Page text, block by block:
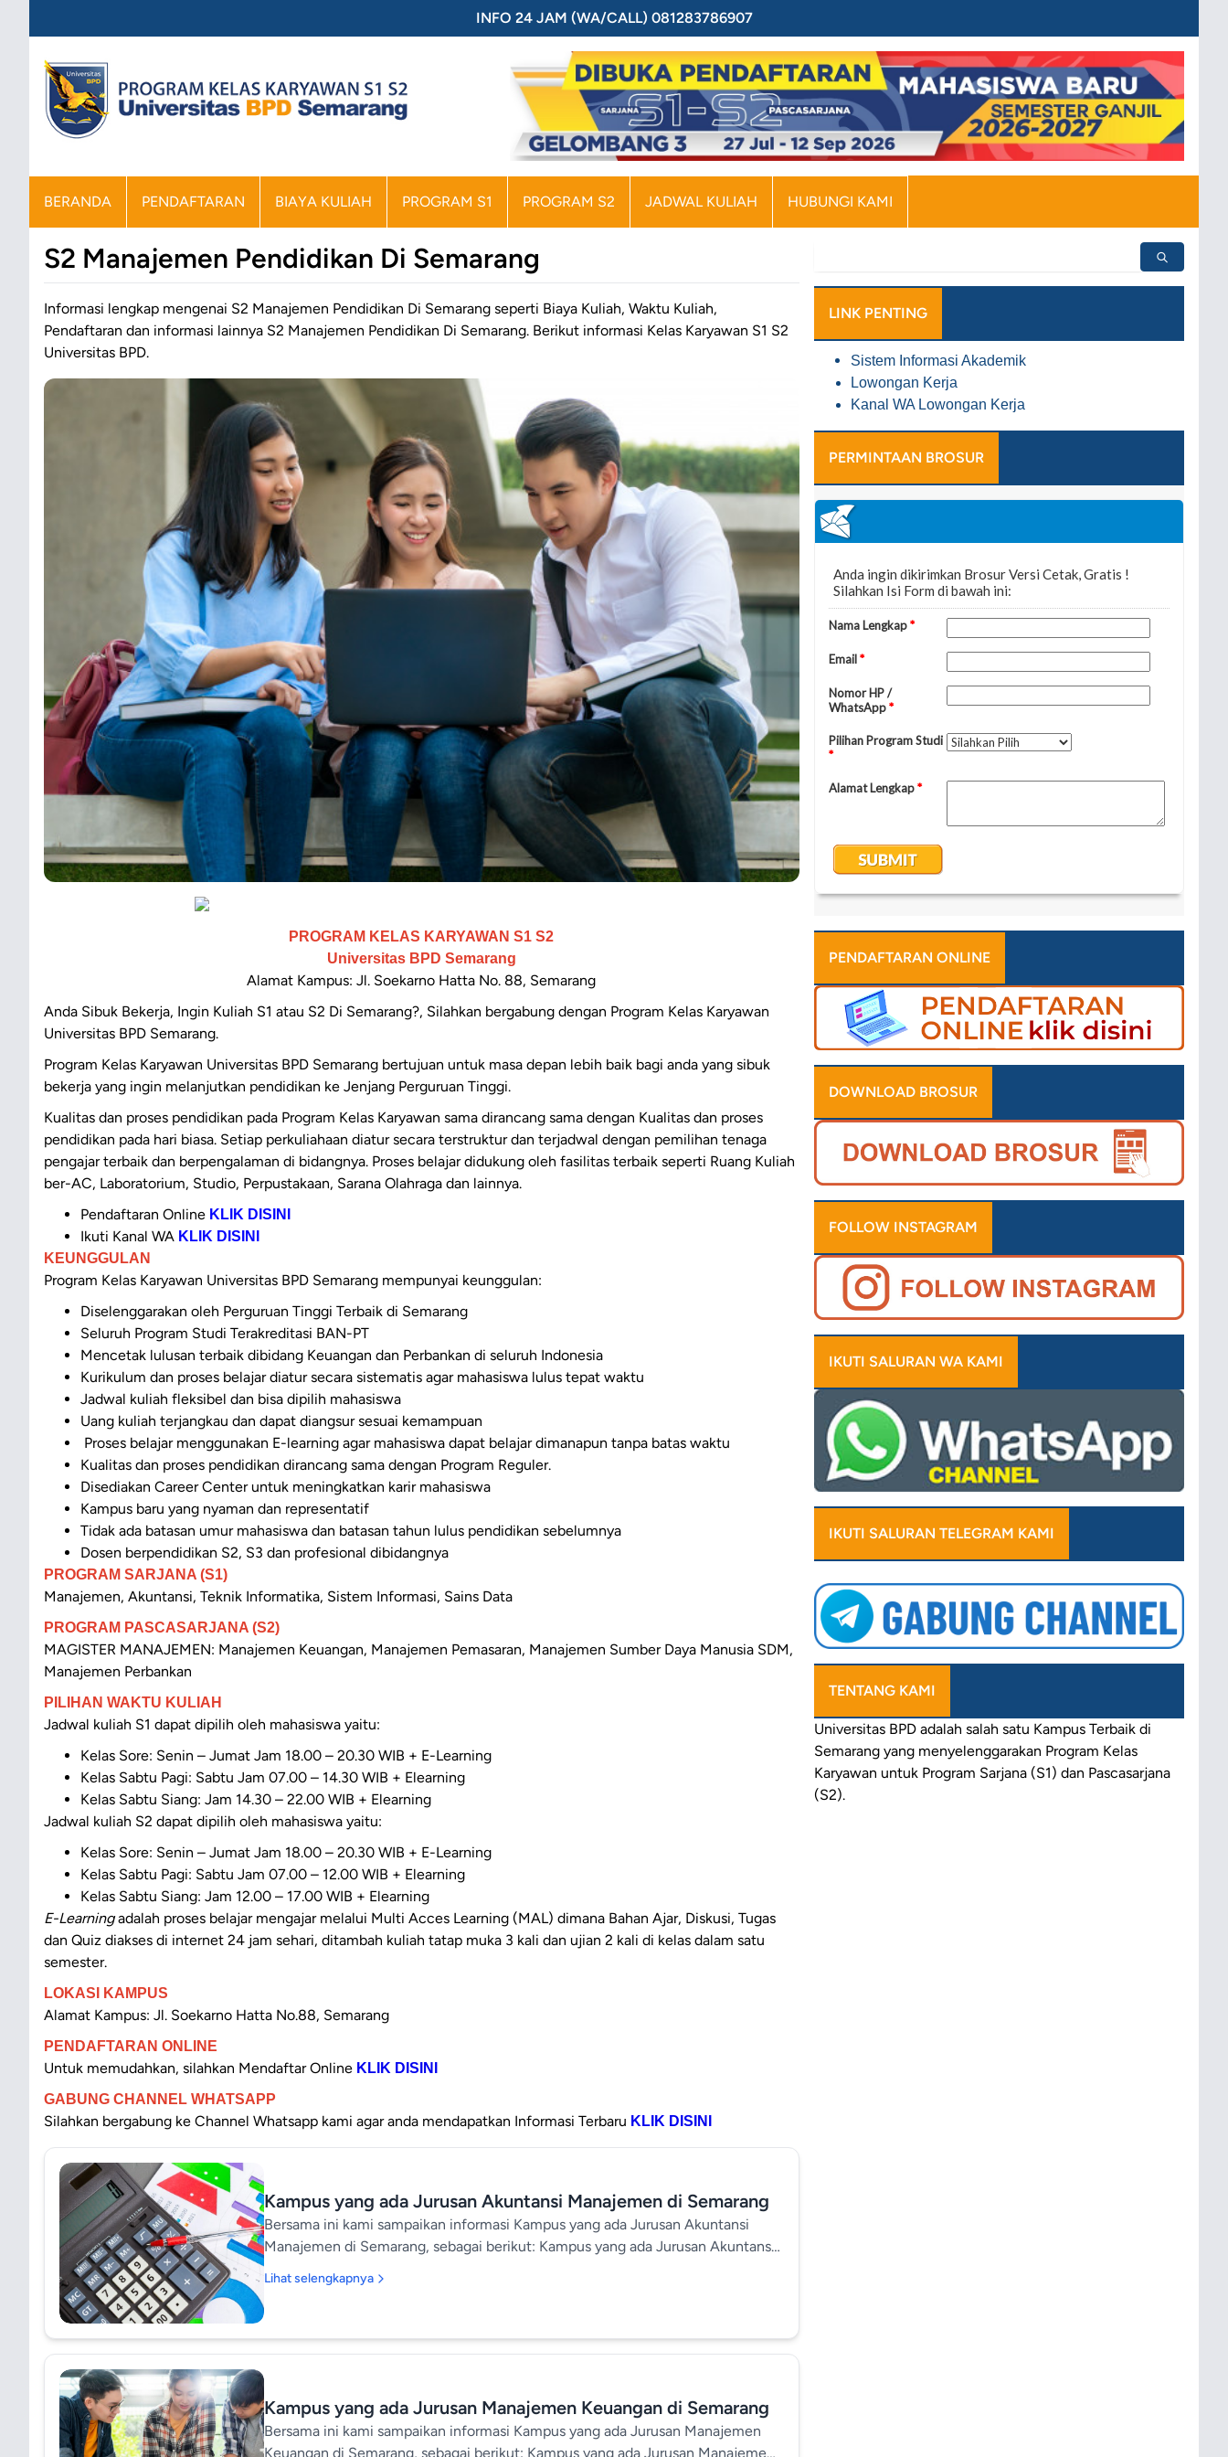
INFO 24 JAM (WA/CALL) 081283786907
BERANDA PENDAFTARAN BIAYA KULIAH PROGRAM S1 PROGRAM S2 JADWAL KULIAH HUBUNGI KAMI
S2 Manajemen Pendidikan Di Semarang
Informasi lengkap mengenai S2 Manajemen Pendidikan Di Semarang seperti Biaya Kuliah, Waktu Kuliah,
Pendaftaran dan informasi lainnya S2 Manajemen Pendidikan Di Semarang. Berikut informasi Kelas Karyawan S1 S2
Universitas BPD.
PROGRAM KELAS KARYAWAN S1 S2
Universitas BPD Semarang
Alamat Kampus: Jl. Soekarno Hatta No. 88, Semarang
Anda Sibuk Bekerja, Ingin Kuliah S1 atau S2 Di Semarang?, Silahkan bergabung dengan Program Kelas Karyawan
Universitas BPD Semarang.
Program Kelas Karyawan Universitas BPD Semarang bertujuan untuk masa depan lebih baik bagi anda yang sibuk
bekerja yang ingin melanjutkan pendidikan ke Jenjang Perguruan Tinggi.
Kualitas dan proses pendidikan pada Program Kelas Karyawan sama dirancang sama dengan Kualitas dan proses
pendidikan pada hari biasa. Setiap perkuliahaan diatur secara terstruktur dan terjadwal dengan pemilihan tenaga
pengajar terbaik dan berpengalaman di bidangnya. Proses belajar didukung oleh fasilitas terbaik seperti Ruang Kuliah
ber-AC, Laboratorium, Studio, Perpustakaan, Sarana Olahraga dan lainnya.
Pendaftaran Online KLIK DISINI
Ikuti Kanal WA KLIK DISINI
KEUNGGULAN
Program Kelas Karyawan Universitas BPD Semarang mempunyai keunggulan:
Diselenggarakan oleh Perguruan Tinggi Terbaik di Semarang
Seluruh Program Studi Terakreditasi BAN-PT
Mencetak lulusan terbaik dibidang Keuangan dan Perbankan di seluruh Indonesia
Kurikulum dan proses belajar diatur secara sistematis agar mahasiswa lulus tepat waktu
Jadwal kuliah fleksibel dan bisa dipilih mahasiswa
Uang kuliah terjangkau dan dapat diangsur sesuai kemampuan
Proses belajar menggunakan E-learning agar mahasiswa dapat belajar dimanapun tanpa batas waktu
Kualitas dan proses pendidikan dirancang sama dengan Program Reguler.
Disediakan Career Center untuk meningkatkan karir mahasiswa
Kampus baru yang nyaman dan representatif
Tidak ada batasan umur mahasiswa dan batasan tahun lulus pendidikan sebelumnya
Dosen berpendidikan S2, S3 dan profesional dibidangnya
PROGRAM SARJANA (S1)
Manajemen, Akuntansi, Teknik Informatika, Sistem Informasi, Sains Data
PROGRAM PASCASARJANA (S2)
MAGISTER MANAJEMEN: Manajemen Keuangan, Manajemen Pemasaran, Manajemen Sumber Daya Manusia SDM,
Manajemen Perbankan
PILIHAN WAKTU KULIAH
Jadwal kuliah S1 dapat dipilih oleh mahasiswa yaitu:
Kelas Sore: Senin – Jumat Jam 18.00 – 20.30 WIB + E-Learning
Kelas Sabtu Pagi: Sabtu Jam 07.00 – 14.30 WIB + Elearning
Kelas Sabtu Siang: Jam 14.30 – 22.00 WIB + Elearning
Jadwal kuliah S2 dapat dipilih oleh mahasiswa yaitu:
Kelas Sore: Senin – Jumat Jam 18.00 – 20.30 WIB + E-Learning
Kelas Sabtu Pagi: Sabtu Jam 07.00 – 12.00 WIB + Elearning
Kelas Sabtu Siang: Jam 12.00 – 17.00 WIB + Elearning
E-Learningadalah proses belajar mengajar melalui Multi Acces Learning (MAL) dimana Bahan Ajar, Diskusi, Tugas
dan Quiz diakses di internet 24 jam sehari, ditambah kuliah tatap muka 3 kali dan ujian 2 kali di kelas dalam satu
semester.
LOKASI KAMPUS
Alamat Kampus: Jl. Soekarno Hatta No.88, Semarang
PENDAFTARAN ONLINE
Untuk memudahkan, silahkan Mendaftar Online KLIK DISINI
GABUNG CHANNEL WHATSAPP
Silahkan bergabung ke Channel Whatsapp kami agar anda mendapatkan Informasi Terbaru KLIK DISINI
Kampus yang ada Jurusan Akuntansi Manajemen di Semarang
Bersama ini kami sampaikan informasi Kampus yang ada Jurusan Akuntansi
Manajemen di Semarang, sebagai berikut: Kampus yang ada Jurusan Akuntansi
di Jawa Tengah yang memiliki banyak pilihan kampus berkualitas. Buat kamu
Semarang yang menyediakan jurusan Akuntansi dengan konsentrasi Akuntansi
Manajemen. Berikut ini Universitas di Semarang yang ada Jurusan Akuntansi
menyediakan program S1 Akuntansi dengan pilihan konsentrasi, salah satunya
Akuntansi Manajemen. Selain itu, tersedia juga program kelas karyawan dengan
sistem hybrid (tatap muka + e-learning). PROGRAM STUDI: AKUNTANSI
Lihat selengkapnya
Kampus yang ada Jurusan Manajemen Keuangan di Semarang
Bersama ini kami sampaikan informasi Kampus yang ada Jurusan Manajemen
Keuangan di Semarang, sebagai berikut: Kampus yang ada Jurusan Manajemen
LINK PENTING
Sistem Informasi Akademik
Lowongan Kerja
Kanal WA Lowongan Kerja
PERMINTAAN BROSUR
PENDAFTARAN ONLINE
DOWNLOAD BROSUR
FOLLOW INSTAGRAM
IKUTI SALURAN WA KAMI
IKUTI SALURAN TELEGRAM KAMI
TENTANG KAMI
Universitas BPDadalah salah satu Kampus Terbaikdi
Semarang yang menyelenggarakan Program Kelas
Karyawan untuk Program Sarjana(S1) dan Pascasarjana
(S2).